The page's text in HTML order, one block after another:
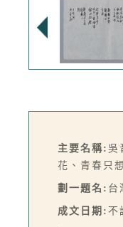
主要名稱: 吳
花、青春只
劃一題名: 台
成文日期: 不